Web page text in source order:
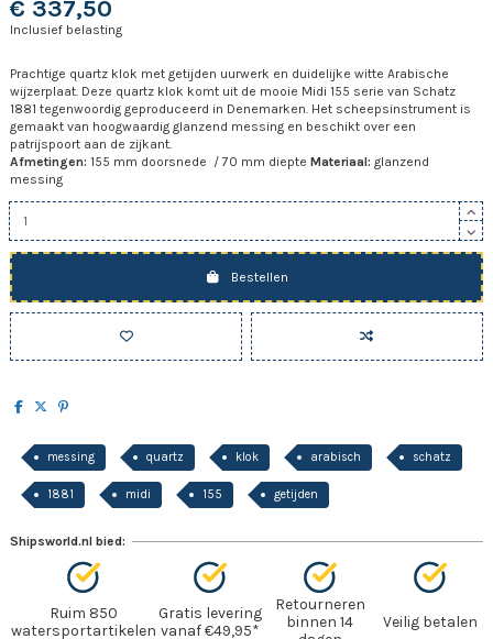
€ 337,50
Inclusief belasting
Prachtige quartz klok met getijden uurwerk en duidelijke witte Arabische
wijzerplaat. Deze quartz klok komt uit de mooie Midi 155 serie van Schatz
1881 tegenwoordig geproduceerd in Denemarken. Het scheepsinstrument is
gemaakt van hoogwaardig glanzend messing en beschikt over een
patrijspoort aan de zijkant.
Afmetingen: 155 mm doorsnede / 70 mm diepte Materiaal: glanzend
messing
Bestellen
messing quartz klok arabisch schatz
1881 midi 155 getijden
Shipsworld.nl bied:
Ruim 850
watersportartikelen
Gratis levering
vanaf €49,95*
Retourneren
binnen 14
Veilig betalen